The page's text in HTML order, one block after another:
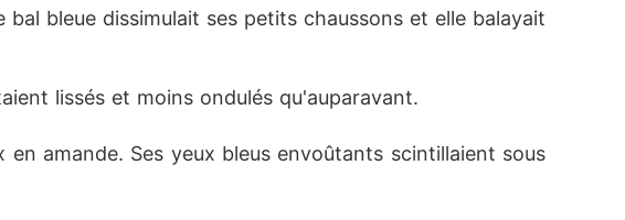
pour expier son erreur ? Amelia trouvera-t-elle
lui a menti toute sa vie au sujet de ses parents ?
bleue dissimulait ses petits chaussons et elle balayait
lissés et moins ondulés qu'auparavant.
amande. Ses yeux bleus envoûtants scintillaient sous